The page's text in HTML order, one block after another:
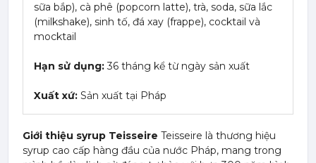
sữa bắp), cà phê (popcorn latte), trà, soda, sữa lắc
(milkshake), sinh tố, đá xay (frappe), cocktail và
mocktail
Hạn sử dụng:36 tháng kể từ ngày sản xuất
Xuất xứ: Sản xuất tại Pháp
Giới thiệu syrup Teisseire Teisseire là thương hiệu
syrup cao cấp hàng đầu của nước Pháp, mang trong